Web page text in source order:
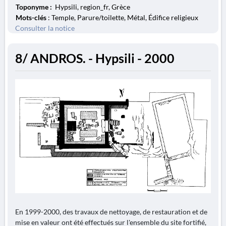
Toponyme : Hypsili, region_fr, Grèce
Mots-clés : Temple, Parure/toilette, Métal, Édifice religieux
Consulter la notice
8/ ANDROS. - Hypsili - 2000
En 1999-2000, des travaux de nettoyage, de restauration et de
mise en valeur ont été effectués sur l'ensemble du site fortifié,